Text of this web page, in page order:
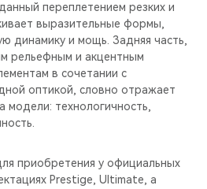
переплетением резких и
выразительные формы,
динамику и мощь. Задняя часть,
рельефным и акцентным
в сочетании с
оптикой, словно отражает
технологичность,
приобретения у официальных
Prestige, Ultimate, а